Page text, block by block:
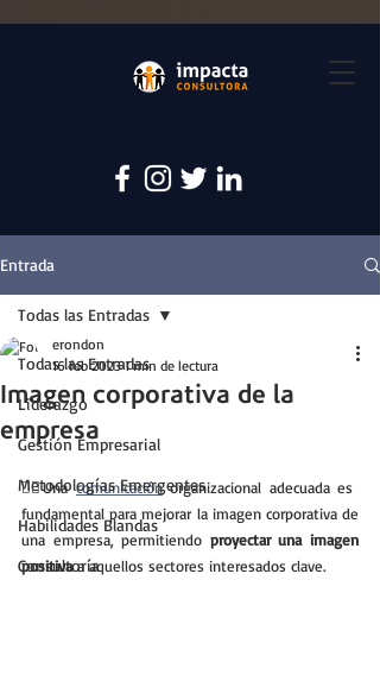
Entrada
Todas las Entradas
Liderazgo
Gestión Empresarial
Metodologías Emergentes
Habilidades Blandas
Consultoría
Todas las Entradas
Imagen corporativa de la
empresa
erondon
16 feb 2023 1 min de lectura
🕵️‍♂️Una comunicación organizacional adecuada es
fundamental para mejorar la imagen corporativa de
una empresa, permitiendo proyectar una imagen
positiva a aquellos sectores interesados clave.